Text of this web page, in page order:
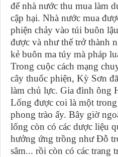
để nhà nước thu mua làm
cập hại. Nhà nước mua
phiện chảy vào túi buôn
được và như thế trở thành
kẻ buôn ma túy mà pháp
Trong cuộc cách mạng
cây thuốc phiện, Kỳ Sơn
làm chủ lực. Gia đình ông
Lống được coi là một
phong trào ấy. Bây giờ
lống còn có các dược liệu
hưởng ứng trồng như Đỗ
sâm... rồi còn có các trang